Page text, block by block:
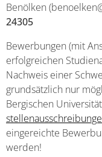
Benölken
24305
Bewerbungen (mit
erfolgreichen
Nachweis einer
grundsätzlich nur
Bergischen
eingereichte
werden!